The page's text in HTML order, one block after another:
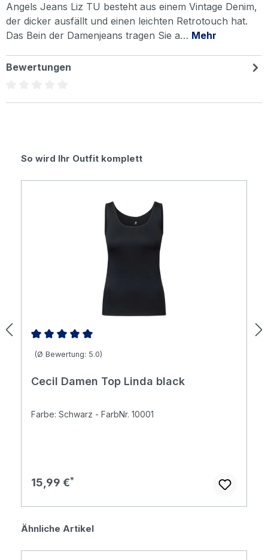
Angels Jeans Liz TU besteht aus einem Vintage Denim,
der dicker ausfällt und einen leichten Retrotouch hat.
Das Bein der Damenjeans tragen Sie a… Mehr
Bewertungen
Produktgalerie überspringen
So wird Ihr Outfit komplett
Durchschnittliche Bewertung von 5 von 5 Sternen
(Ø Bewertung: 5.0)
Cecil Damen Top Linda black
Farbe: Schwarz - FarbNr. 10001
Regulärer Preis:
15,99 €
Produktgalerie überspringen
Ähnliche Artikel